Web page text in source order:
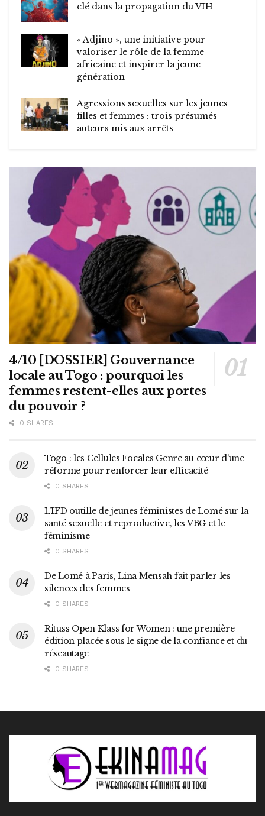
clé dans la propagation du VIH
« Adjino », une initiative pour
valoriser le rôle de la femme
africaine et inspirer la jeune
génération
Agressions sexuelles sur les jeunes
filles et femmes : trois présumés
auteurs mis aux arrêts
4/10 [DOSSIER] Gouvernance
locale au Togo : pourquoi les
femmes restent-elles aux portes
du pouvoir ?
0 SHARES
Togo : les Cellules Focales Genre au cœur d’une
réforme pour renforcer leur efficacité
0 SHARES
L’IFD outille de jeunes féministes de Lomé sur la
santé sexuelle et reproductive, les VBG et le
féminisme
0 SHARES
De Lomé à Paris, Lina Mensah fait parler les
silences des femmes
0 SHARES
Rituss Open Klass for Women : une première
édition placée sous le signe de la confiance et du
réseautage
0 SHARES